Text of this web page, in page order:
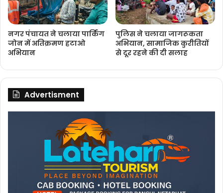
नगर पंचायत ने चलाया पार्किंग
जोन में अतिक्रमण हटाओ
अभियान
पुलिस ने चलाया जागरूकता
अभियान, सामाजिक कुरीतियों
से दूर रहने की दी सलाह
Advertisment